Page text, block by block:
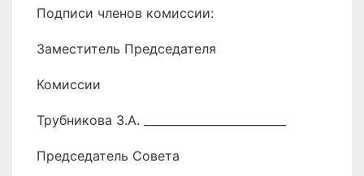
Подписи членов комиссии:
Заместитель Председателя
Комиссии
Трубникова З.А. _________________________
Председатель Совета